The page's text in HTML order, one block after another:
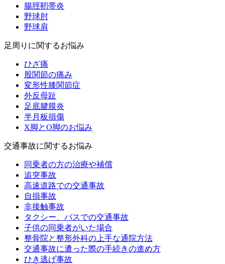
腸脛靭帯炎
野球肘
野球肩
足周りに関するお悩み
ひざ痛
股関節の痛み
変形性膝関節症
外反母趾
足底腱膜炎
半月板損傷
X脚とO脚のお悩み
交通事故に関するお悩み
同乗者の方の治療や補償
追突事故
高速道路での交通事故
自損事故
非接触事故
タクシー、バスでの交通事故
子供の同乗者がいた場合
整骨院と整形外科の上手な通院方法
交通事故に遭った際の手続きの進め方
ひき逃げ事故